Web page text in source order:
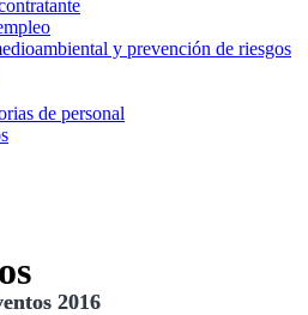
y prevención de riesgos
de personal
2016